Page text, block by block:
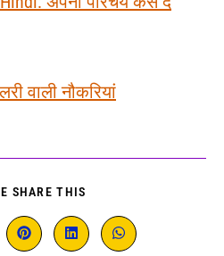
वाली नौकरियां
SHARE THIS